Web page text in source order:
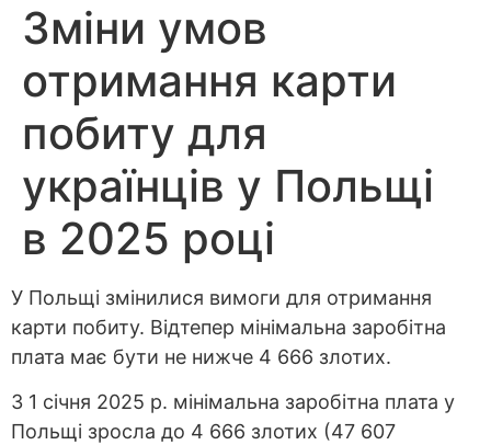
Зміни умов
отримання карти
побиту для
українців у Польщі
в 2025 році
У Польщі змінилися вимоги для отримання
карти побиту. Відтепер мінімальна заробітна
плата має бути не нижче 4 666 злотих.
З 1 січня 2025 р. мінімальна заробітна плата у
Польщі зросла до 4 666 злотих (47 607